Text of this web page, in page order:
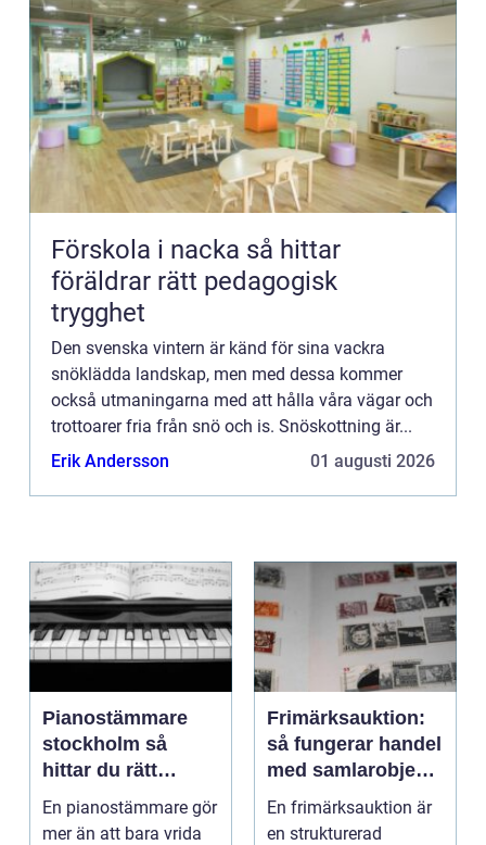
Förskola i nacka så hittar
föräldrar rätt pedagogisk
trygghet
Den svenska vintern är känd för sina vackra
snöklädda landskap, men med dessa kommer
också utmaningarna med att hålla våra vägar och
trottoarer fria från snö och is. Snöskottning är...
Erik Andersson
01 augusti 2026
Pianostämmare
stockholm så
hittar du rätt
expert för ditt
piano
En pianostämmare gör
mer än att bara vrida
Frimärksauktion:
så fungerar handel
med samlarobjekt i
praktiken
En frimärksauktion är
en strukturerad